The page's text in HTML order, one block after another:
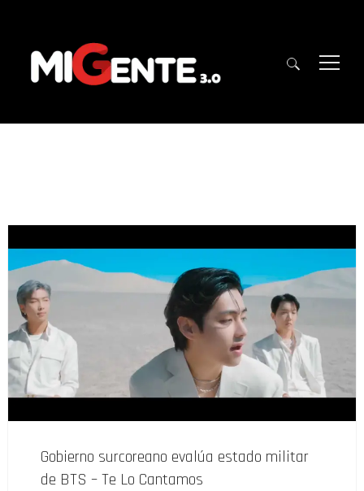
Gobierno surcoreano evalúa estado militar
de BTS – Te Lo Cantamos